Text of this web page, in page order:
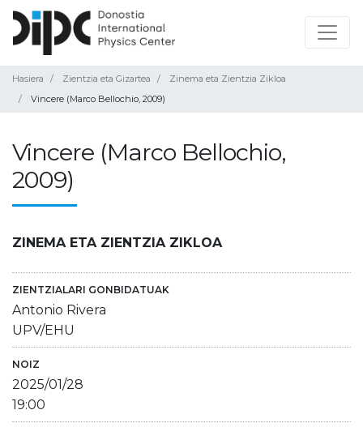
Hasiera Zientzia eta Gizartea
Zinema eta Zientzia Zikloa
Vincere (Marco Bellochio, 2009)
Vincere (Marco Bellochio,
2009)
ZINEMA ETA ZIENTZIA ZIKLOA
ZIENTZIALARI GONBIDATUAK
Antonio Rivera
UPV/EHU
NOIZ
2025/01/28
19:00